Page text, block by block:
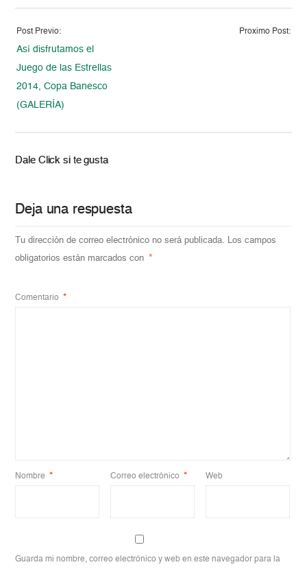
Post Previo:
Así disfrutamos el
Juego de las Estrellas
2014, Copa Banesco
(GALERÍA)
Proximo Post:
Dale Click si te gusta
Deja una respuesta
Tu dirección de correo electrónico no será publicada. Los campos
obligatorios están marcados con
*
Comentario *
Nombre * Correo electrónico * Web
Guarda mi nombre, correo electrónico y web en este navegador para la